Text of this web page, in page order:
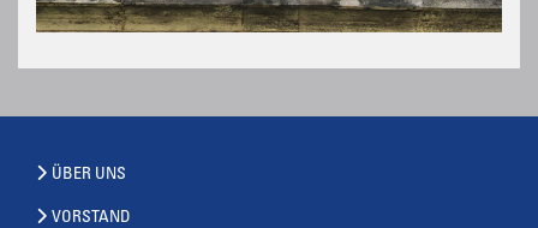
ÜBER UNS
VORSTAND